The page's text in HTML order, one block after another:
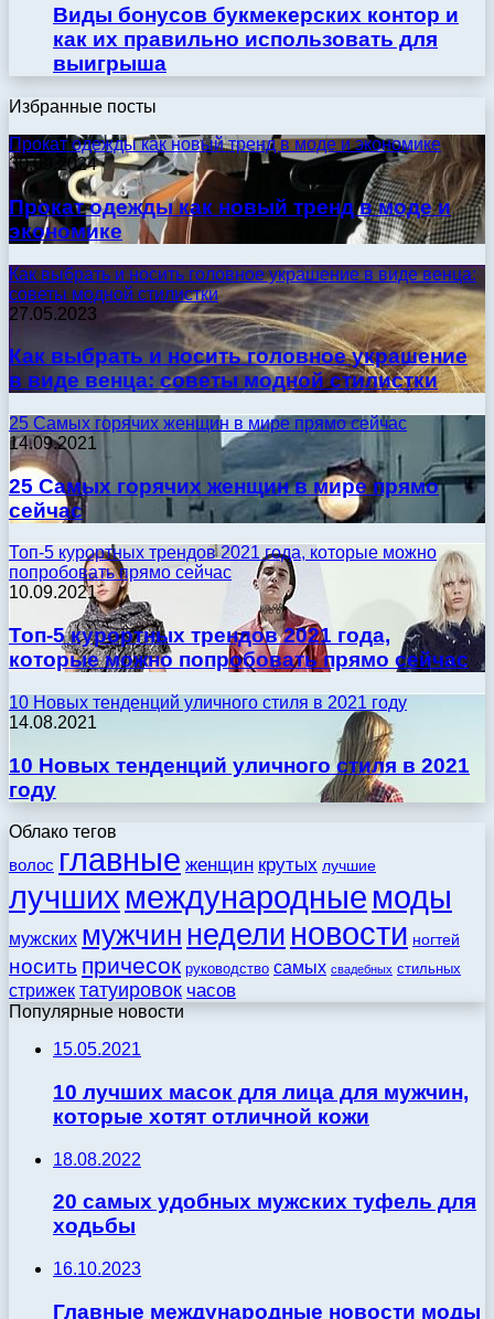
Виды бонусов букмекерских контор и
как их правильно использовать для
выигрыша
Избранные посты
Прокат одежды как новый тренд в моде и экономике
30.09.2024
Прокат одежды как новый тренд в моде и
экономике
Как выбрать и носить головное украшение в виде венца:
советы модной стилистки
27.05.2023
Как выбрать и носить головное украшение
в виде венца: советы модной стилистки
25 Самых горячих женщин в мире прямо сейчас
14.09.2021
25 Самых горячих женщин в мире прямо
сейчас
Топ-5 курортных трендов 2021 года, которые можно
попробовать прямо сейчас
10.09.2021
Топ-5 курортных трендов 2021 года,
которые можно попробовать прямо сейчас
10 Новых тенденций уличного стиля в 2021 году
14.08.2021
10 Новых тенденций уличного стиля в 2021
году
Облако тегов
волос главные женщин крутых лучшие
лучших международные моды
мужских мужчин недели новости ногтей
носить причесок руководство самых свадебных стильных
стрижек татуировок часов
Популярные новости
15.05.2021
10 лучших масок для лица для мужчин,
которые хотят отличной кожи
18.08.2022
20 самых удобных мужских туфель для
ходьбы
16.10.2023
Главные международные новости моды